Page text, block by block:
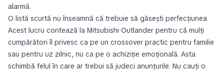
alarmă.
O listă scurtă nu înseamnă că trebuie să găsești perfecțiunea
Acest lucru contează la Mitsubishi Outlander pentru că mulți
cumpărători îl privesc ca pe un crossover practic pentru familie
sau pentru uz zilnic, nu ca pe o achiziție emoțională. Asta
schimbă felul în care ar trebui să judeci anunțurile. Nu cauți o